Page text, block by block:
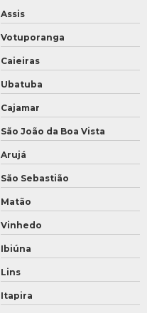
Assis
Votuporanga
Caieiras
Ubatuba
Cajamar
São João da Boa Vista
Arujá
São Sebastião
Matão
Vinhedo
Ibiúna
Lins
Itapira